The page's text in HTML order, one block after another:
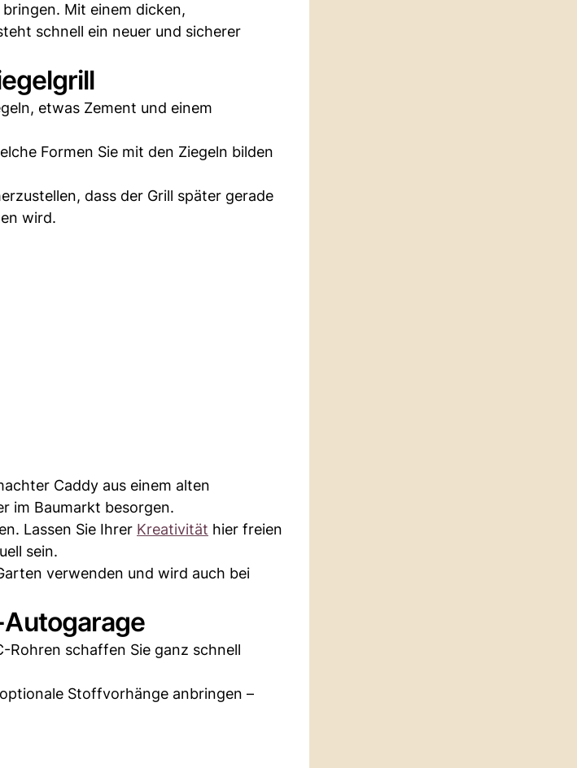
Mit einem dicken,
schnell ein neuer und sicherer
etwas Zement und einem
Formen Sie mit den Ziegeln bilden
dass der Grill später gerade
wird.
Caddy aus einem alten
im Baumarkt besorgen.
Lassen Sie Ihrer Kreativität hier freien
sein.
verwenden und wird auch bei
Rohren schaffen Sie ganz schnell
Stoffvorhänge anbringen –